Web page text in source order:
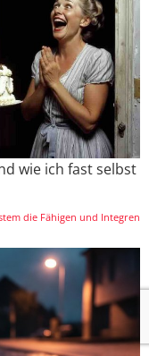
wie ich fast selbst
die Fähigen und Integren